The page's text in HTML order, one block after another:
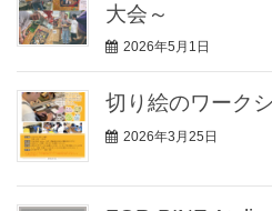
大会～
2026年5月1日
切り絵のワーク
2026年3月25日